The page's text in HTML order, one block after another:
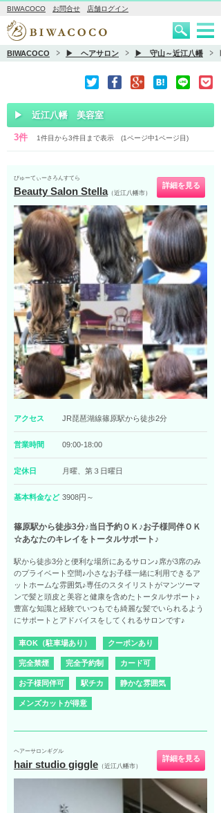
BIWACOCO お問合せ 店舗ログイン
BIWACOCO ▶ ヘアサロン ▶ 守山～近江八幡
▶ 近江八幡 美容室
3件 1件目から3件目まで表示 (1ページ中1ページ目)
びゅーてぃーさろんすてら
Beauty Salon Stella（近江八幡市）
詳細を見る
アクセス JR琵琶湖線篠原駅から徒歩2分
営業時間 09:00-18:00
定休日 月曜、第３日曜日
基本料金など 3908円～
篠原駅から徒歩3分♪当日予約ＯＫ♪お子様同伴ＯＫ
☆あなたのキレイをトータルサポート♪
駅から徒歩3分と便利な場所にあるサロン♪席が3席のみ
のプライベート空間♪小さなお子様一緒に利用できるア
ットホームな雰囲気♪専任のスタイリストがマンツーマ
ンで髪と頭皮と美容と健康を含めたトータルサポート♪
豊富な知識と経験でいつもでも綺麗な髪でいられるよう
にサポートとアドバイスをしてくれるサロンです♪
車OK（駐車場あり） クーポンあり
完全禁煙 完全予約制 カード可
お子様同伴可 駅チカ 静かな雰囲気
メンズカットが得意
ヘアーサロンギグル
hair studio giggle （近江八幡市）
詳細を見る